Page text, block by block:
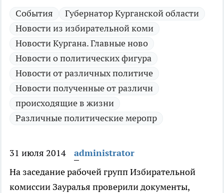
Cобытия
Губернатор Курганской области
Новости из избирательной коми
Новости Кургана. Главные ново
Новости о политических фигура
Новости от различных политиче
Новости полученные от различн
происходящие в жизни
Различные политические меропр
31 июля 2014
administrator
На заседание рабочей групп Избирательной
комиссии Зауралья проверили документы,